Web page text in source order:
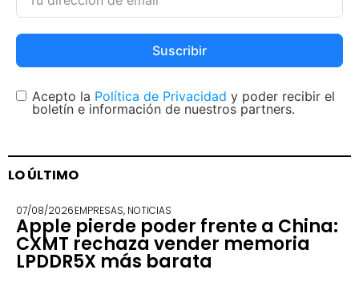
Suscribir
Acepto la Política de Privacidad y poder recibir el
boletín e información de nuestros partners.
LO ÚLTIMO
07/08/2026EMPRESAS, NOTICIAS
Apple pierde poder frente a China:
CXMT rechaza vender memoria
LPDDR5X más barata